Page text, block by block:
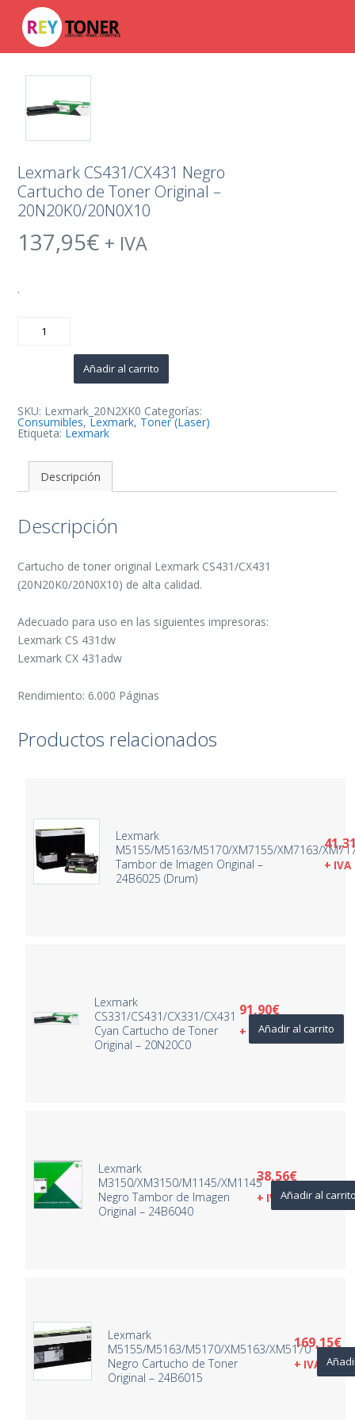
Lexmark CS431/CX431 Negro
Cartucho de Toner Original –
20N20K0/20N0X10
137,95€ + IVA
.
CS431/CX431
20N20K0/20N0X10
cantidad
Añadir al carrito
SKU: Lexmark_20N2XK0 Categorías:
Consumibles, Lexmark, Toner (Laser)
Etiqueta: Lexmark
Descripción
Descripción
Cartucho de toner original Lexmark CS431/CX431
(20N20K0/20N0X10) de alta calidad.
Adecuado para uso en las siguientes impresoras:
Lexmark CS 431dw
Lexmark CX 431adw
Rendimiento: 6.000 Páginas
Productos relacionados
Lexmark
M5155/M5163/M5170/XM7155/XM7163/
Tambor de Imagen Original –
24B6025 (Drum)
+ IVA
Lexmark
CS331/CS431/CX331/CX431
Cyan Cartucho de Toner
Original – 20N20C0
91,90€
+ IVAAñadir al carrito
Lexmark
M3150/XM3150/M1145/XM1145
Negro Tambor de Imagen
Original – 24B6040
38,56€
+ IVAAñadir al
Lexmark
M5155/M5163/M5170/XM5163/XM5170
Negro Cartucho de Toner
Original – 24B6015
169,15€
+ IVA